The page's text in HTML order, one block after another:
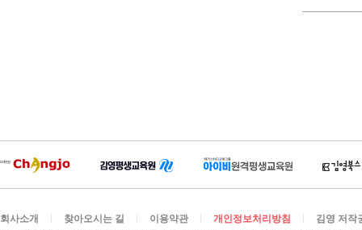
회사소개 찾아오시는 길 이용약관 개인정보처리방침 김영 저작